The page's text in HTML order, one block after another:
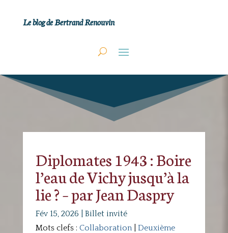
Le blog de Bertrand Renouvin
Diplomates 1943 : Boire
l’eau de Vichy jusqu’à la
lie ? – par Jean Daspry
Fév 15, 2026
Billet invité
Mots clefs : Collaboration| Deuxième